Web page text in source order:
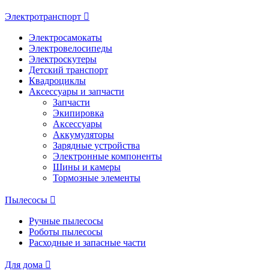
Электротранспорт
Электросамокаты
Электровелосипеды
Электроскутеры
Детский транспорт
Квадроциклы
Аксессуары и запчасти
Запчасти
Экипировка
Аксессуары
Аккумуляторы
Зарядные устройства
Электронные компоненты
Шины и камеры
Тормозные элементы
Пылесосы
Ручные пылесосы
Роботы пылесосы
Расходные и запасные части
Для дома